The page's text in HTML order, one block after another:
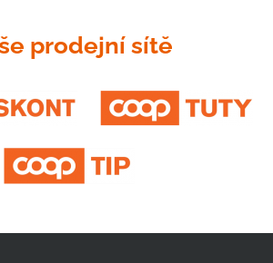
prodejní sítě